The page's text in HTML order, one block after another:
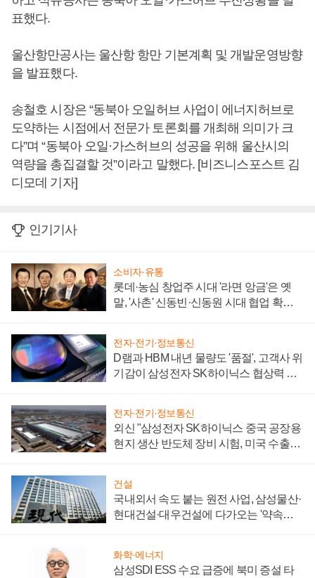
표했다.
울산항만공사는 울산항 항만 기본계획 및 개발운영방향
을 발표했다.
송철호 시장은 “동북아 오일허브 사업이 에너지허브로
도약하는 시점에서 전문가 토론회를 개최해 의미가 크
다”며 “동북아 오일·가스허브의 성공을 위해 울산시의
역량을 총집결할 것”이라고 말했다. [비즈니스포스트 김
디모데 기자]
인기기사
소비자·유통
롯데·농심 창업주 시대 '라면 앙금'은 옛
말, '사촌' 신동빈·신동원 시대 협업 확대
전자·전기·정보통신
D램과 HBM 내년 물량도 '품절', 고객사 위
기감이 삼성전자 SK하이닉스 협상력 더
전자·전기·정보통신
외신 "삼성전자 SK하이닉스 중국 공장용
현지 생산 반도체 장비 시험, 미국 수출통
건설
국내외서 속도 붙는 원전 사업, 삼성물산·
현대건설·대우건설에 다가오는 '약속의
화학·에너지
삼성SDI ESS 수요 급증에 북미 증설 타